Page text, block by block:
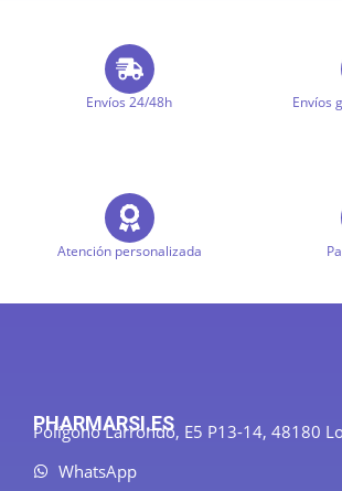
Envíos 24/48h
Envíos
Atención personalizada
PHARMARSI.ES
Polígono Larrondo, E5 P13-14, 48180
WhatsApp